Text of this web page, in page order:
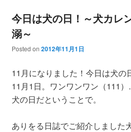
今日は犬の日！～犬カレ
溺～
Posted on 2012年11月1日
11月になりました！今日は犬の
11月1日。ワンワンワン（111
犬の日だということで。
ありをる日誌でご紹介しました